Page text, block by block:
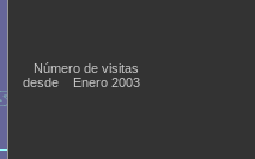
Número de visitas
desde
Enero 2003